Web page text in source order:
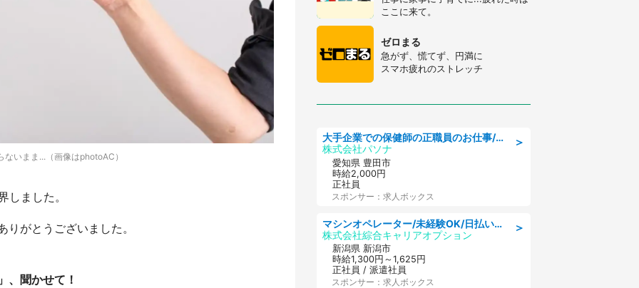
ないまま...（画像はphotoAC）
しました。
がとうございました。
、聞かせて！
ここに来て。
ゼロまる
急がず、慌てず、円満に
スマホ疲れのストレッチ
＞
大手企業での保健師の正職員のお仕事/残業なし/要資格:保健師
株式会社パソナ
愛知県 豊田市
時給2,000円
正社員
スポンサー：求人ボックス
＞
マシンオペレーター/未経験OK/日払いOK/寮完備/交替制/20・30・40代活躍中
株式会社綜合キャリアオプション
新潟県 新潟市
時給1,300円～1,625円
正社員 / 派遣社員
スポンサー：求人ボックス